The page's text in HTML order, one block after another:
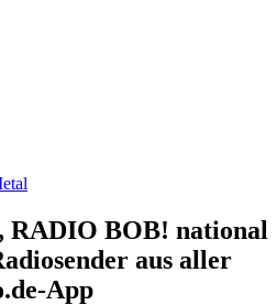
RADIO BOB! national
aus aller
App